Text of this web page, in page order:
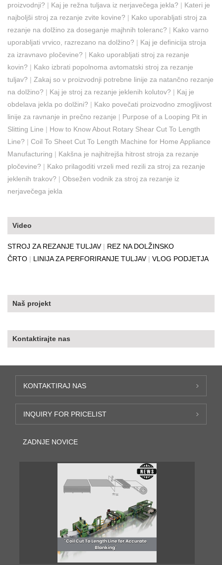
proizvodnji? | Kaj je režna tuljava iz nerjavečega jekla? | Kateri je
najboljši stroj za rezanje zvite kovine? | Kako uporabljati stroj za
rezanje na dolžino za doseganje majhnih toleranc? | Kako varno
uporabljati vrvico, razrezano na dolžino? | Kaj je definicija stroja
za izravnavo pločevine? | Kako uporabljati stroj za rezanje
kovin? | Kako izbrati popolnoma avtomatski stroj za rezanje
tuljav? | Zakaj so v proizvodnji potrebne linije za natančno rezanje
na dolžino? | Kaj je stroj za rezanje jeklenih kolutov? | Kaj je
obdelava jekla po dolžini? | Kako povečati proizvodno zmogljivost
linije za ravnanje in prečno rezanje | Purpose of a Looping Pit in
Slitting Line | How to Know About Rotary Shear Cut To Length
Line? | Coil To Sheet Cut To Length Machine for Home Appliance
Manufacturing | Kakšna je najhitrejša hitrost stroja za rezanje
pločevine? | Kako prilagoditi vrzeli med rezili za stroj za rezanje
jeklenih trakov? | Obsežen vodnik za stroj za rezanje iz
nerjavečega jekla
Video
STROJ ZA REZANJE TULJAV| REZ NA DOLŽINSKO
ČRTO | LINIJA ZA PERFORIRANJE TULJAV| VLOG PODJETJA
Naš projekt
Kontaktirajte nas
KONTAKTIRAJ NAS
INQUIRY FOR PRICELIST
ZADNJE NOVICE